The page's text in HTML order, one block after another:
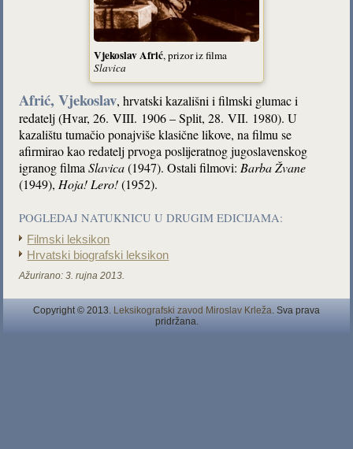
Vjekoslav Afrić, prizor iz filma
Slavica
Afrić, Vjekoslav, hrvatski kazališni i filmski glumac i
redatelj (Hvar, 26. VIII. 1906 – Split, 28. VII. 1980). U
kazalištu tumačio ponajviše klasične likove, na filmu se
afirmirao kao redatelj prvoga poslijeratnog jugoslavenskog
igranog filmaSlavica(1947). Ostali filmovi: Barba Žvane
(1949), Hoja! Lero!(1952).
POGLEDAJ NATUKNICU U DRUGIM EDICIJAMA:
Filmski leksikon
Hrvatski biografski leksikon
Ažurirano: 3. rujna 2013.
Copyright © 2013. Leksikografski zavod Miroslav Krleža . Sva prava
pridržana.